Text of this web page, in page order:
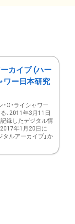
カイブ (ハー
ワー日本研究
O・ライシャワー
、2011年3月11日
録したデジタル情
年1月20日に
タルアーカイブ」か